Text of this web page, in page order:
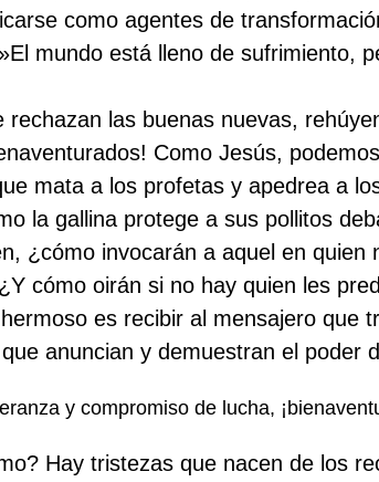
como agentes de
mundo está lleno de sufrimiento,
las buenas nuevas,
Como Jesús,
mata a los profetas y apedrea a
la gallina protege a sus pollitos
¿cómo invocarán a aquel en
cómo oirán si no hay quien les
es recibir al mensajero que
anuncian y demuestran el poder
y compromiso de lucha,
Hay tristezas que nacen de los